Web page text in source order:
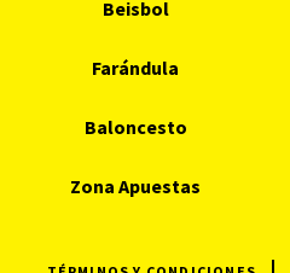
Beisbol
Farándula
Baloncesto
Zona Apuestas